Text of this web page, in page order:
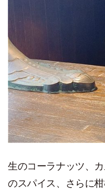
生のコーラナッツ、
のスパイス、さらに